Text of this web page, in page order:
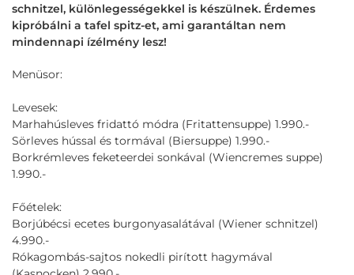
schnitzel, különlegességekkel is készülnek. Érdemes
kipróbálni a tafel spitz-et, ami garantáltan nem
mindennapi ízélmény lesz!
Menüsor:
Levesek:
Marhahúsleves fridattó módra (Fritattensuppe) 1.990.-
Sörleves hússal és tormával (Biersuppe) 1.990.-
Borkrémleves feketeerdei sonkával (Wiencremes suppe)
1.990.-
Főételek:
Borjúbécsi ecetes burgonyasalátával (Wiener schnitzel)
4.990.-
Rókagombás-sajtos nokedli pirított hagymával